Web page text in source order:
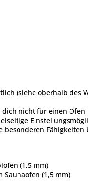
(siehe oberhalb des
dich nicht für einen
besonderen Fähigkeiten
(1,5 mm)
Saunaofen (1,5 mm)